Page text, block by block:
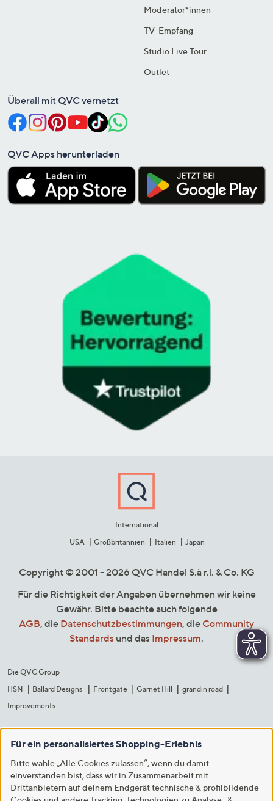
Moderator*innen
TV-Empfang
Studio Live Tour
Outlet
Überall mit QVC vernetzt
QVC Apps herunterladen
International
USA
Großbritannien Italien Japan
Copyright © 2001 - 2026 QVC Handel S.à r.l. & Co. KG
Für die Richtigkeit der Angaben übernehmen wir keine
Gewähr. Bitte beachte auch folgende
AGB, die Datenschutzbestimmungen, die Community
Standards und das Impressum.
Die QVC Group
HSN
Ballard Designs Frontgate Garnet Hill
grandin road
Improvements
Für ein personalisiertes Shopping-Erlebnis
Bitte wähle „Alle Cookies zulassen“, wenn du damit
einverstanden bist, dass wir in Zusammenarbeit mit
Drittanbietern auf deinem Endgerät technische & profilbildende